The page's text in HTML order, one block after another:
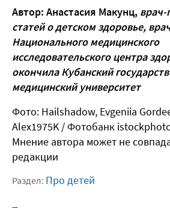
Автор: Анастасия Макунц, врач-
статей о детском здоровье,
Национального медицинского
исследовательского центра
окончила Кубанский
медицинский университет
Фото: Hailshadow, Evgeniia
Alex1975K / Фотобанк
Мнение автора может не
редакции
Раздел: Про детей